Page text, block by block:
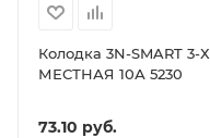
Колодка 3N-SMART 3-Х
МЕСТНАЯ 10А 5230
73.10 руб.